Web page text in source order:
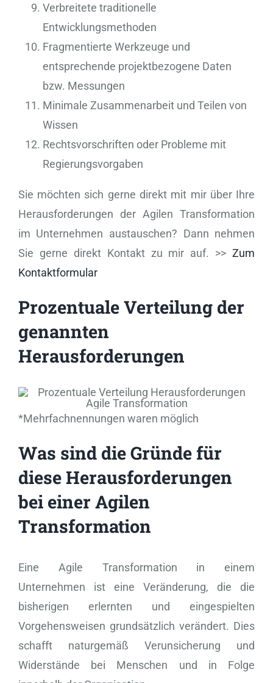
Verbreitete traditionelle
Entwicklungsmethoden
Fragmentierte Werkzeuge und
entsprechende projektbezogene Daten
bzw. Messungen
Minimale Zusammenarbeit und Teilen von
Wissen
Rechtsvorschriften oder Probleme mit
Regierungsvorgaben
Sie möchten sich gerne direkt mit mir über Ihre
Herausforderungen der Agilen Transformation
im Unternehmen austauschen? Dann nehmen
Sie gerne direkt Kontakt zu mir auf. >>Zum
Kontaktformular
Prozentuale Verteilung der
genannten
Herausforderungen
*Mehrfachnennungen waren möglich
Was sind die Gründe für
diese Herausforderungen
bei einer Agilen
Transformation
Eine Agile Transformation in einem
Unternehmen ist eine Veränderung, die die
bisherigen erlernten und eingespielten
Vorgehensweisen grundsätzlich verändert. Dies
schafft naturgemäß Verunsicherung und
Widerstände bei Menschen und in Folge